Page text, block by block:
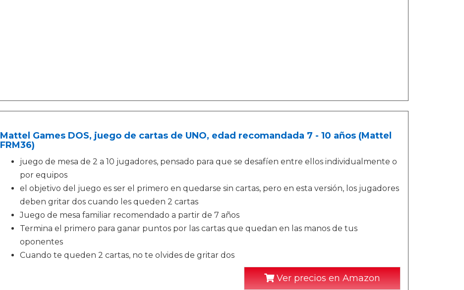
Mattel Games DOS, juego de cartas de UNO, edad recomandada 7 - 10 años (Mattel
FRM36)
juego de mesa de 2 a 10 jugadores, pensado para que se desafíen entre ellos individualmente o
por equipos
el objetivo del juego es ser el primero en quedarse sin cartas, pero en esta versión, los jugadores
deben gritar dos cuando les queden 2 cartas
Juego de mesa familiar recomendado a partir de 7 años
Termina el primero para ganar puntos por las cartas que quedan en las manos de tus
oponentes
Cuando te queden 2 cartas, no te olvides de gritar dos
Ver precios en Amazon